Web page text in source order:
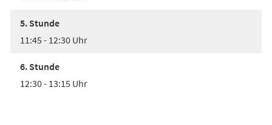
5. Stunde
11:45 - 12:30 Uhr
6. Stunde
12:30 - 13:15 Uhr